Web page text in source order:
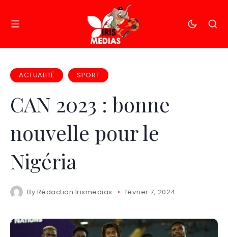
ACTUALITÉ SPORT
CAN 2023 : bonne
nouvelle pour le
Nigéria
By Rédaction Irismedias février 7, 2024